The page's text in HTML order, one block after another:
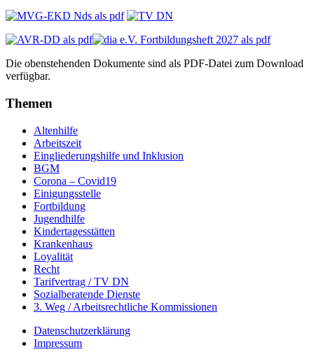
Die obenstehenden Dokumente sind als PDF-Datei zum Download
verfügbar.
Themen
Altenhilfe
Arbeitszeit
Eingliederungshilfe und Inklusion
BGM
Corona – Covid19
Einigungsstelle
Fortbildung
Jugendhilfe
Kindertagesstätten
Krankenhaus
Loyalität
Recht
Tarifvertrag / TV DN
Sozialberatende Dienste
3. Weg / Arbeitsrechtliche Kommissionen
Datenschutzerklärung
Impressum